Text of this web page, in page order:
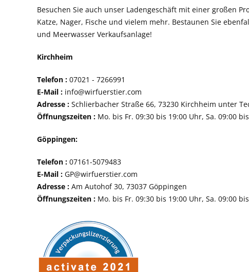
Besuchen Sie auch unser Ladengeschäft mit einer großen
Katze, Nager, Fische und vielem mehr. Bestaunen Sie
und Meerwasser Verkaufsanlage!
Kirchheim
Telefon : 07021 -
E-Mail : info@wirfuerstier.com
Adresse : Schlierbacher Straße 66, 73230
Öffnungszeiten : Mo. bis Fr. 09:30 bis 19:00 Uhr, Sa. 09:00
Göppingen:
Telefon : 07161-
E-Mail : GP@wirfuerstier.com
Adresse : Am Autohof 30, 73037 Göppingen
Öffnungszeiten : Mo. bis Fr. 09:30 bis 19:00 Uhr, Sa. 09:00